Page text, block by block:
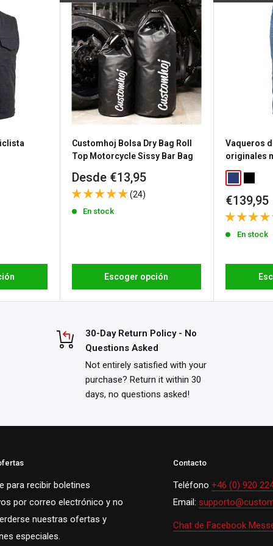
el estado de stock se
porque necesitas
de envío de
productos
Customhoj Bolsa Dry Bag Roll
Top Motorcycle Sissy Bar Bag
Precio
de
venta
Desde €13,95
(24)
En stock
Escoger opción
Vaqueros
originales
Precio
de
venta
€139,95
En stock
30-Day Return Policy - No
Questions Asked
Not entirely satisfied with your
purchase? Return it within 30
days, no questions asked!
para recibir boletines
por correo electrónico y no
nuestras ofertas y
especiales.
Contacto
Teléfono +46 (0) 920
Email:
Chat de Facebook